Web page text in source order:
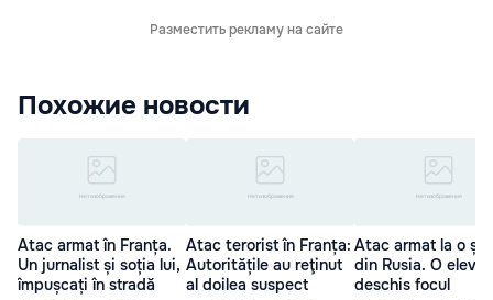
Разместить рекламу на сайте
Похожие новости
Atac armat în Franța.
Un jurnalist și soția lui,
împușcați în stradă
Atac terorist în Franța:
Autoritățile au reţinut
al doilea suspect
Atac armat la o
din Rusia. O eleva
deschis focul